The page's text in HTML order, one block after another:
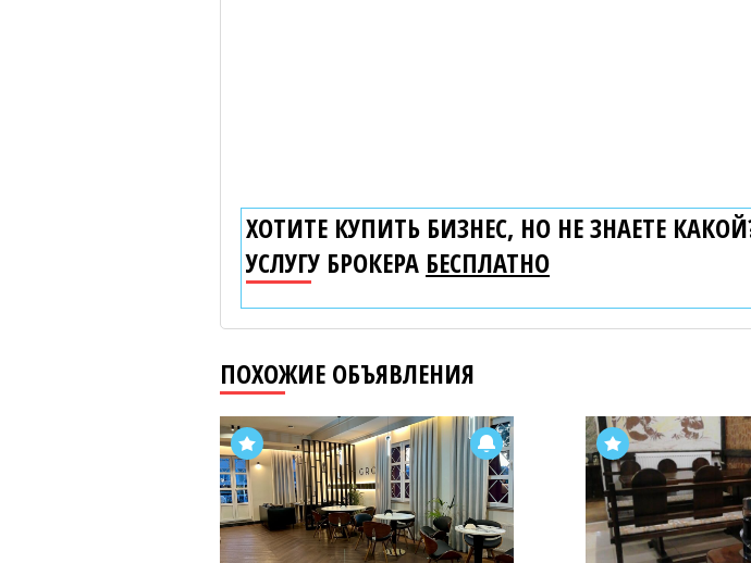
ХОТИТЕ КУПИТЬ БИЗНЕС, НО НЕ ЗНАЕТЕ
УСЛУГУ БРОКЕРА БЕСПЛАТНО
ПОХОЖИЕ ОБЪЯВЛЕНИЯ